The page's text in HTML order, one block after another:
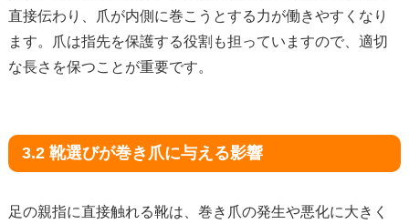
直接伝わり、爪が内側に巻こうとする力が働きやすくなり
ます。爪は指先を保護する役割も担っていますので、適切
な長さを保つことが重要です。
3.2 靴選びが巻き爪に与える影響
足の親指に直接触れる靴は、巻き爪の発生や悪化に大きく